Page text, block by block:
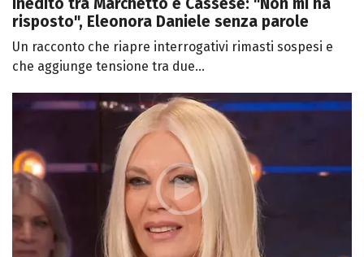
risposto", Eleonora Daniele senza parole
Un racconto che riapre interrogativi rimasti sospesi e
che aggiunge tensione tra due...